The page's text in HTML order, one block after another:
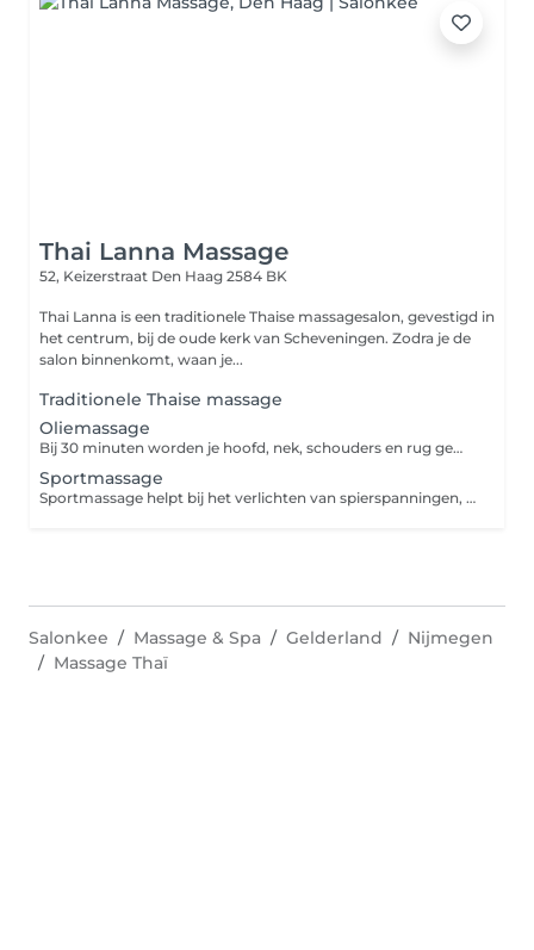
Thai Lanna Massage
52, Keizerstraat Den Haag 2584 BK
Thai Lanna is een traditionele Thaise massagesalon, gevestigd in
het centrum, bij de oude kerk van Scheveningen. Zodra je de
salon binnenkomt, waan je...
Traditionele Thaise massage
Oliemassage
Bij 30 minuten worden je hoofd, nek, schouders en rug gemasseerd. Bij 60 en 90 minuten wordt je hele lichaam gemasseerd. De oliemassage is vooral een ontspannende massage. Je wordt behandeld met hoogwaardige oliën met een prettig neutraal aroma.
Sportmassage
Sportmassage helpt bij het verlichten van spierspanningen, verbetert de doorbloeding en laat de energie weer stromen. Hierbij worden diepe technieken gecombineerd met oosterse technieken. Met behulp van de handpalm worden de bewegingen van de elleboog langs de elektrische banen geleid en worden de spieren opgerekt.
Salonkee Massage & Spa Gelderland
Nijmegen
Massage Thaï